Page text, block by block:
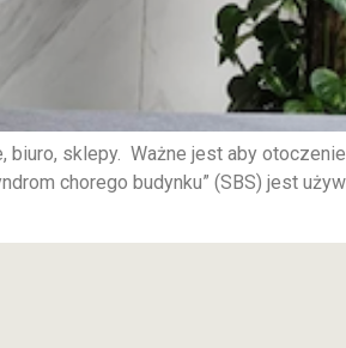
sklepy. Ważne jest aby otoczenie
chorego budynku” (SBS) jest